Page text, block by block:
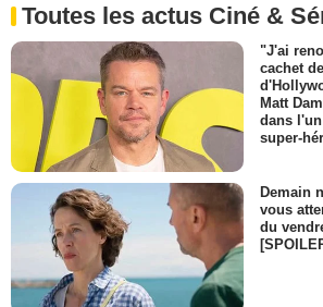
Toutes les actus Ciné &
"J'ai
cachet
Matt
dans
super-
Demain
vous
du